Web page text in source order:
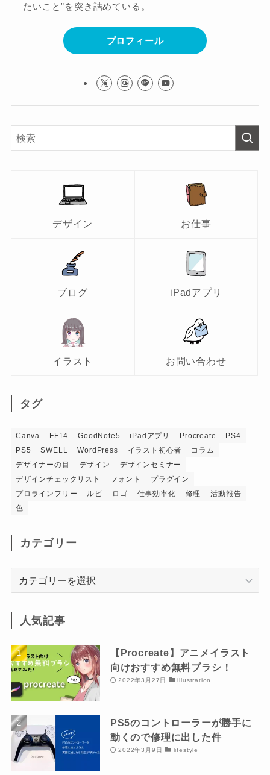
たいこと”を突き詰めている。
プロフィール
デザイン お仕事
ブログ iPadアプリ
イラスト お問い合わせ
タグ
Canva FF14 GoodNote5 iPadアプリ Procreate
PS4
PS5
SWELL WordPress イラスト初心者
コラム
デザイナーの目
デザイン
デザインセミナー
デザインチェックリスト
フォント
プラグイン
プロラインフリー
ルビ ロゴ 仕事効率化 修理
活動報告
色
カテゴリー
人気記事
【Procreate】アニメイラスト
向けおすすめ無料ブラシ！
2022年3月27日 illustration
PS5のコントローラーが勝手に
動くので修理に出した件
2022年3月9日 lifestyle